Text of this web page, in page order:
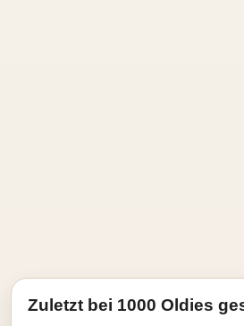
Zuletzt bei 1000 Oldies